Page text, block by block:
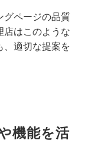
グページの品質
店はこのような
、適切な提案を
機能を活